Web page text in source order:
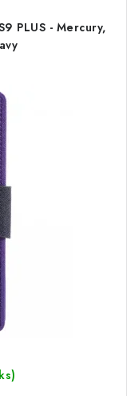
PLUS - Mercury,